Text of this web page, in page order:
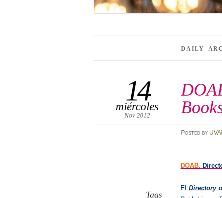
DAILY
14
miércoles
Nov 2012
Posted by
Tags
DOAB.
El Directory